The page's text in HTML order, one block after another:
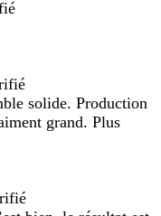
solide. Production
grand. Plus